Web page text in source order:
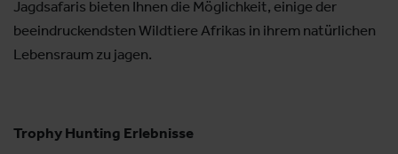
Jagdsafaris bieten Ihnen die Möglichkeit, einige der
beeindruckendsten Wildtiere Afrikas in ihrem natürlichen
Lebensraum zu jagen.
Trophy Hunting Erlebnisse